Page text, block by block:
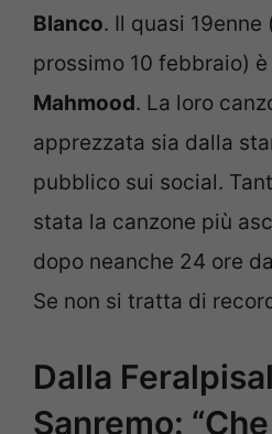
Blanco. Il quasi
prossimo 10 febbraio)
Mahmood. La loro
apprezzata sia dalla
pubblico sui social.
stata la canzone più
dopo neanche 24 ore
Se non si tratta di
Dalla
Sanremo: “Che